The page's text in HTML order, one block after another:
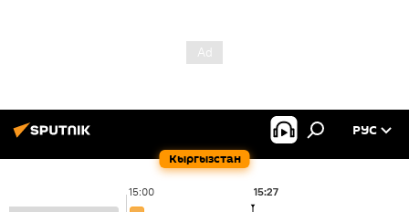
Кыргызстан
РУС
15:00 15:27